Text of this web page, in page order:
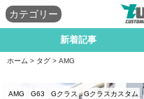
カテゴリー
新着記事
ホーム > タグ > AMG
AMG G63 Gクラス Gクラスカスタム